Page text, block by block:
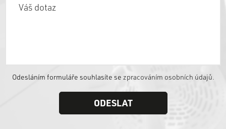
Odesláním formuláře souhlasíte se zpracováním osobních údajů.